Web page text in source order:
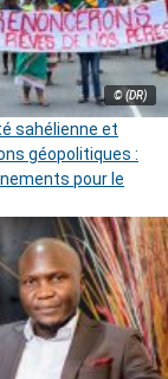
© (DR)
sahélienne et
géopolitiques :
pour le